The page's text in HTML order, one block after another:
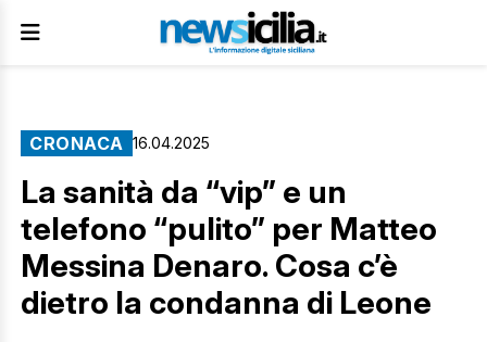
CRONACA 16.04.2025
La sanità da “vip” e un
telefono “pulito” per Matteo
Messina Denaro. Cosa c’è
dietro la condanna di Leone